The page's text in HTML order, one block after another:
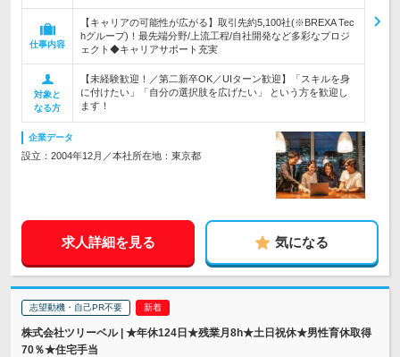
仕事内容
【キャリアの可能性が広がる】取引先約5,100社(※BREXA Tec
hグループ)！最先端分野/上流工程/自社開発など多彩なプロジ
ェクト◆キャリアサポート充実
対象と
なる方
【未経験歓迎！／第二新卒OK／UIターン歓迎】「スキルを身
に付けたい」「自分の選択肢を広げたい」 という方を歓迎し
ます！
企業データ
設立：2004年12月／本社所在地：東京都
求人詳細を見る 気になる
志望動機・自己PR不要
株式会社ツリーベル | ★年休124日★残業月8h★土日祝休★男性育休取得
70％★住宅手当